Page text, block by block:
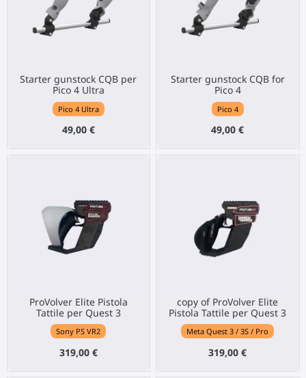
Starter gunstock CQB per
Pico 4 Ultra
Pico 4 Ultra
49,00 €
Starter gunstock CQB for
Pico 4
Pico 4
49,00 €
ProVolver Elite Pistola
Tattile per Quest 3
Sony PS VR2
319,00 €
copy of ProVolver Elite
Pistola Tattile per Quest 3
Meta Quest 3 / 3S / Pro
319,00 €